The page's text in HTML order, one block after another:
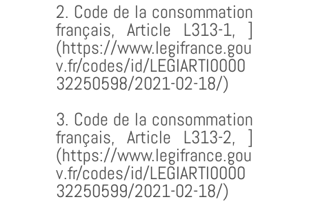
2. Code de la consommation
français, Article L313-1, ]
(https://www.legifrance.gou
v.fr/codes/id/LEGIARTI0000
32250598/2021-02-18/)
3. Code de la consommation
français, Article L313-2, ]
(https://www.legifrance.gou
v.fr/codes/id/LEGIARTI0000
32250599/2021-02-18/)